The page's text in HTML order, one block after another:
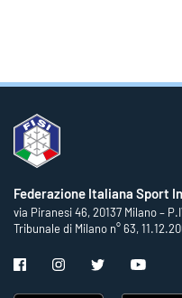
Federazione Italiana Sport
via Piranesi 46, 20137 Milano –
Tribunale di Milano n° 63,